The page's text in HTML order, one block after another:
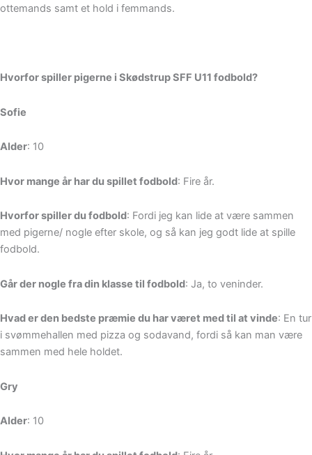
ottemands samt et hold i femmands.
Hvorfor spiller pigerne i Skødstrup SFF U11 fodbold?
Sofie
Alder: 10
Hvor mange år har du spillet fodbold: Fire år.
Hvorfor spiller du fodbold: Fordi jeg kan lide at være sammen
med pigerne/ nogle efter skole, og så kan jeg godt lide at spille
fodbold.
Går der nogle fra din klasse til fodbold: Ja, to veninder.
Hvad er den bedste præmie du har været med til at vinde: En tur
i svømmehallen med pizza og sodavand, fordi så kan man være
sammen med hele holdet.
Gry
Alder: 10